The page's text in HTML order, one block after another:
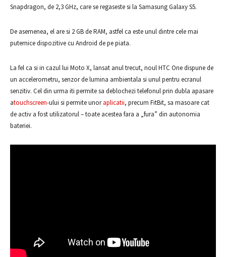
Snapdragon, de 2,3 GHz, care se regaseste si la Samasung Galaxy S5.
De asemenea, el are si 2 GB de RAM, astfel ca este unul dintre cele mai
puternice dispozitive cu Android de pe piata.
La fel ca si in cazul lui Moto X, lansat anul trecut, noul HTC One dispune de
un accelerometru, senzor de lumina ambientala si unul pentru ecranul
senzitiv. Cel din urma iti permite sa deblochezi telefonul prin dubla apasare
atouchscreen-ului si permite unoraplicatii, precum FitBit, sa masoare cat
de activ a fost utilizatorul – toate acestea fara a „fura” din autonomia
bateriei.